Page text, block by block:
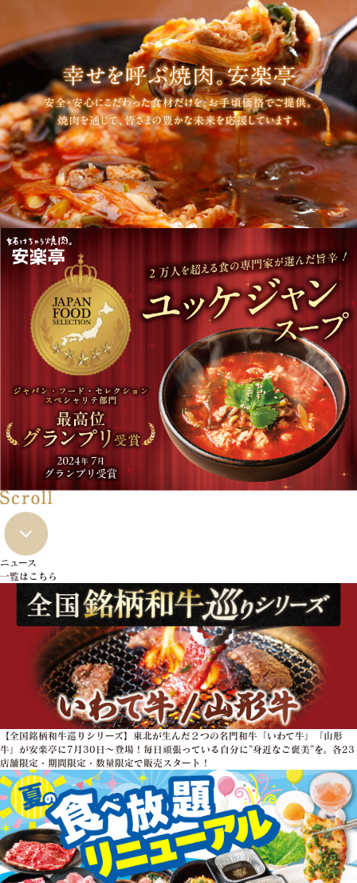
ニュース
一覧はこちら
【全国銘柄和牛巡りシリーズ】東北が生んだ２つの名門和牛「いわて牛」「山形
牛」が安楽亭に7月30日～登場！毎日頑張っている自分に”身近なご褒美”を。各23
店舗限定・期間限定・数量限定で販売スタート！